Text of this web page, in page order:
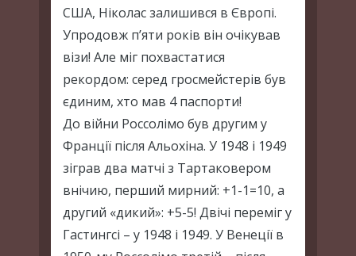
США, Ніколас залишився в Європі.
Упродовж п’яти років він очікував
візи! Але міг похвастатися
рекордом: серед гросмейстерів був
єдиним, хто мав 4 паспорти!
До війни Россолімо був другим у
Франції після Альохіна. У 1948 і 1949
зіграв два матчі з Тартаковером
внічию, перший мирний: +1-1=10, а
другий «дикий»: +5-5! Двічі переміг у
Гастингсі – у 1948 і 1949. У Венеції в